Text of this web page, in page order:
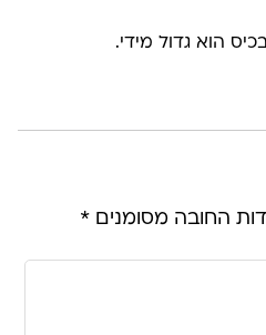
הוא גדול מידי.
החובה מסומנים *